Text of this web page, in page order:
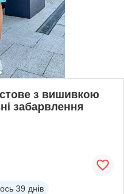
з вишивкою
забарвлення
39 днів